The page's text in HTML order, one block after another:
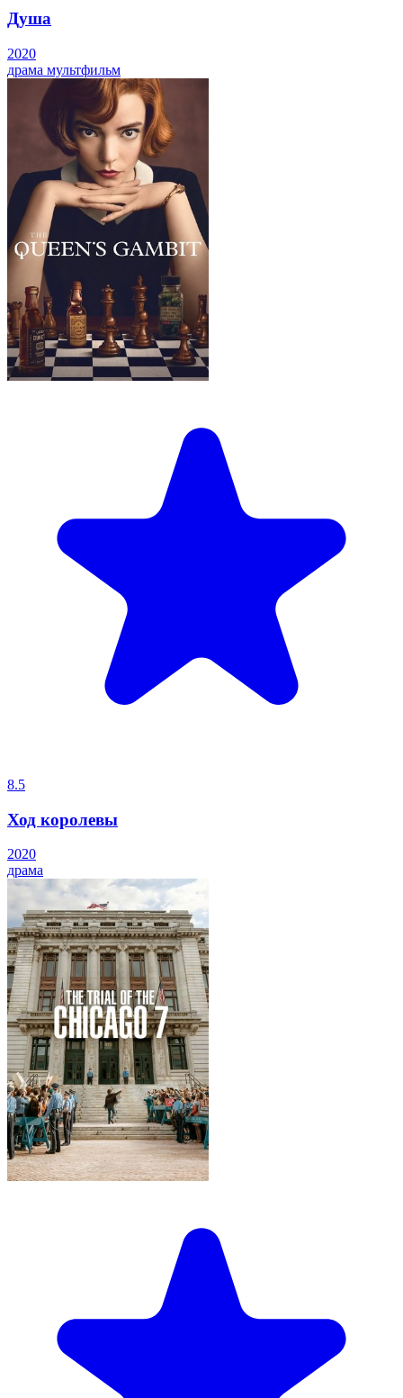
Душа
2020
драма мультфильм
8.5
Ход королевы
2020
драма